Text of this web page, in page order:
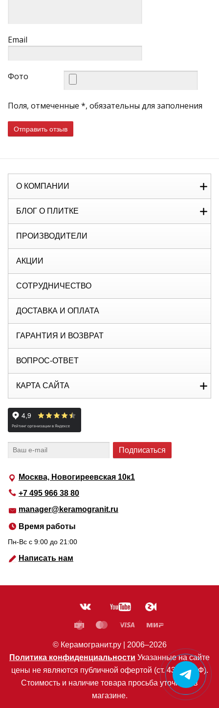
Email
Фото
Поля, отмеченные *, обязательны для заполнения
Отправить отзыв
Москва, Новогиреевская 10к1
+7 495 966 38 80
manager@keramogranit.ru
Время работы
Пн-Вс c 9:00 до 21:00
Написать нам
О КОМПАНИИ
БЛОГ О ПЛИТКЕ
ПРОИЗВОДИТЕЛИ
АКЦИИ
СОТРУДНИЧЕСТВО
ДОСТАВКА И ОПЛАТА
ГАРАНТИЯ И ВОЗВРАТ
ВОПРОС-ОТВЕТ
КАРТА САЙТА
© Керамогранит.ру | 2006–2026
Политика конфиденциальности Указанные на сайте
цены не являются публичной офертой (ст. 435 ГК РФ).
Стоимость и наличие товара просьба уточнять в
магазине.